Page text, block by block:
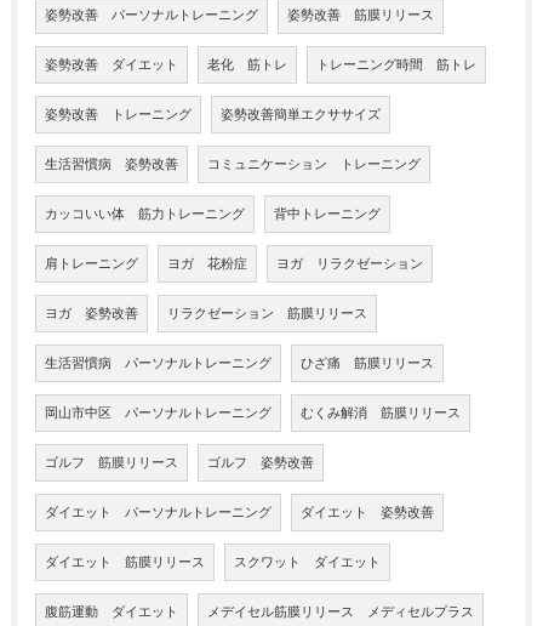
姿勢改善 パーソナルトレーニング 姿勢改善 筋膜リリース
姿勢改善 ダイエット 老化 筋トレ トレーニング時間 筋トレ
姿勢改善 トレーニング 姿勢改善簡単エクササイズ
生活習慣病 姿勢改善 コミュニケーション トレーニング
カッコいい体 筋力トレーニング 背中トレーニング
肩トレーニング ヨガ 花粉症 ヨガ リラクゼーション
ヨガ 姿勢改善 リラクゼーション 筋膜リリース
生活習慣病 パーソナルトレーニング ひざ痛 筋膜リリース
岡山市中区 パーソナルトレーニング むくみ解消 筋膜リリース
ゴルフ 筋膜リリース ゴルフ 姿勢改善
ダイエット パーソナルトレーニング ダイエット 姿勢改善
ダイエット 筋膜リリース スクワット ダイエット
腹筋運動 ダイエット メデイセル筋膜リリース メディセルプラス